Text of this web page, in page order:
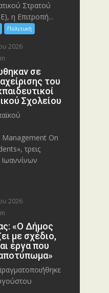
Στρατού
η Επιτροπή...
Πολιτική
2026
σε
του
Σχολείου
Management On
τρεις
2026
«Ο Δήμος
με σχέδιο,
έργα που